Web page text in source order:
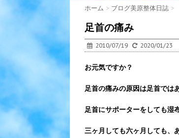
ホーム > ブログ美原整体日誌 >
足首の痛み
2010/07/19 2020/01/23
お元気ですか？
足首の痛みの原因は足首では
足首にサポーターをしても湿
三ヶ月しても六ヶ月しても、